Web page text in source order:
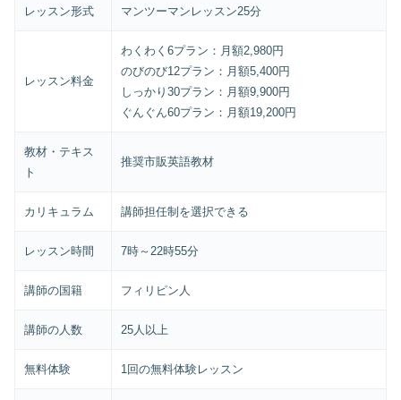
レッスン形式 マンツーマンレッスン25分
レッスン料金
わくわく6プラン：月額2,980円
のびのび12プラン：月額5,400円
しっかり30プラン：月額9,900円
ぐんぐん60プラン：月額19,200円
教材・テキス
ト
推奨市販英語教材
カリキュラム 講師担任制を選択できる
レッスン時間 7時～22時55分
講師の国籍 フィリピン人
講師の人数 25人以上
無料体験 1回の無料体験レッスン